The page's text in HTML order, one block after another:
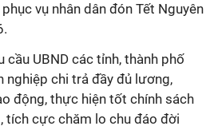
vụ nhân dân đón Tết Nguyên
cầu UBND các tỉnh, thành phố
nghiệp chi trả đầy đủ lương,
động, thực hiện tốt chính sách
tích cực chăm lo chu đáo đời